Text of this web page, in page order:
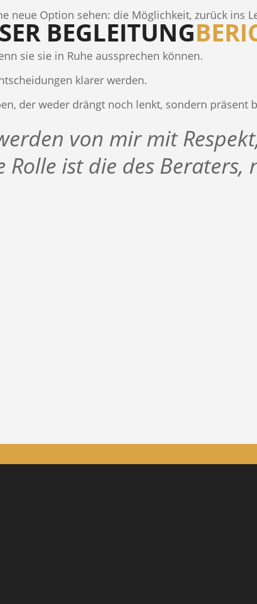
neue Option sehen: die Möglichkeit, zurück ins
BEGLEITUNG
sie sie in Ruhe aussprechen können.
klarer werden.
der weder drängt noch lenkt, sondern
von mir mit
ist die des Beraters,